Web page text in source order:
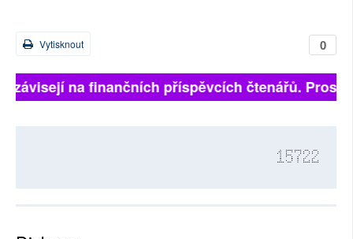
0
Vytisknout
na finančních příspěvcích čtenářů.
15722